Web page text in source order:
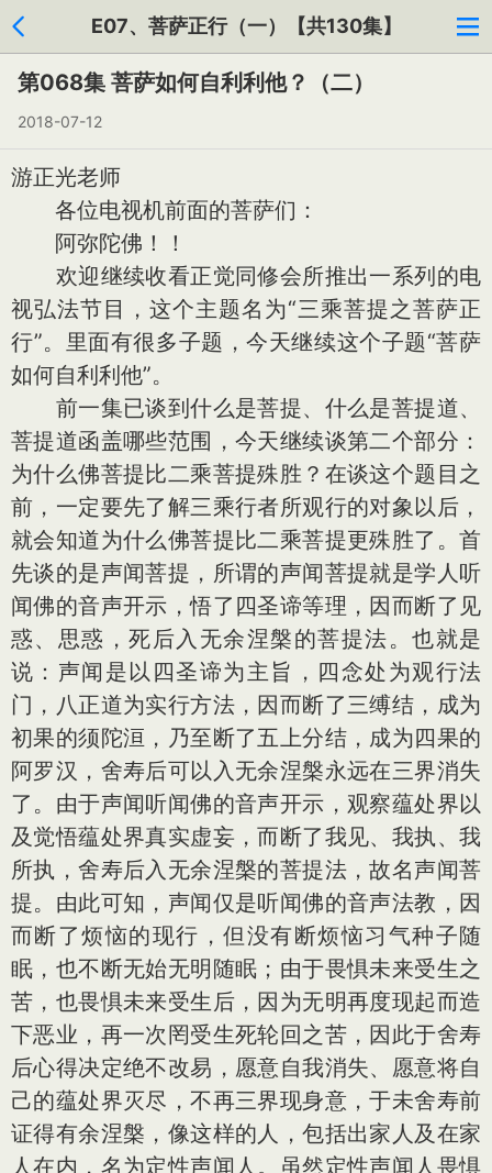
E07、菩萨正行（一）【共130集】
第068集 菩萨如何自利利他？（二）
2018-07-12
游正光老师
各位电视机前面的菩萨们：
阿弥陀佛！！
欢迎继续收看正觉同修会所推出一系列的电
视弘法节目，这个主题名为“三乘菩提之菩萨正
行”。里面有很多子题，今天继续这个子题“菩萨
如何自利利他”。
前一集已谈到什么是菩提、什么是菩提道、
菩提道函盖哪些范围，今天继续谈第二个部分：
为什么佛菩提比二乘菩提殊胜？在谈这个题目之
前，一定要先了解三乘行者所观行的对象以后，
就会知道为什么佛菩提比二乘菩提更殊胜了。首
先谈的是声闻菩提，所谓的声闻菩提就是学人听
闻佛的音声开示，悟了四圣谛等理，因而断了见
惑、思惑，死后入无余涅槃的菩提法。也就是
说：声闻是以四圣谛为主旨，四念处为观行法
门，八正道为实行方法，因而断了三缚结，成为
初果的须陀洹，乃至断了五上分结，成为四果的
阿罗汉，舍寿后可以入无余涅槃永远在三界消失
了。由于声闻听闻佛的音声开示，观察蕴处界以
及觉悟蕴处界真实虚妄，而断了我见、我执、我
所执，舍寿后入无余涅槃的菩提法，故名声闻菩
提。由此可知，声闻仅是听闻佛的音声法教，因
而断了烦恼的现行，但没有断烦恼习气种子随
眠，也不断无始无明随眠；由于畏惧未来受生之
苦，也畏惧未来受生后，因为无明再度现起而造
下恶业，再一次罔受生死轮回之苦，因此于舍寿
后心得决定绝不改易，愿意自我消失、愿意将自
己的蕴处界灭尽，不再三界现身意，于未舍寿前
证得有余涅槃，像这样的人，包括出家人及在家
人在内，名为定性声闻人。虽然定性声闻人畏惧